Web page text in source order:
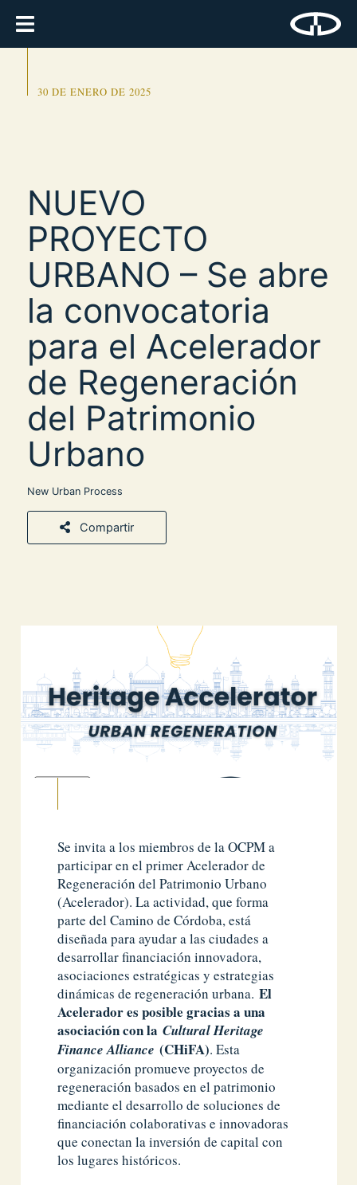
30 DE ENERO DE 2025
NUEVO
PROYECTO
URBANO – Se abre
la convocatoria
para el Acelerador
de Regeneración
del Patrimonio
Urbano
New Urban Process
Compartir
Se invita a los miembros de la OCPM a
participar en el primer Acelerador de
Regeneración del Patrimonio Urbano
(Acelerador). La actividad, que forma
parte del Camino de Córdoba, está
diseñada para ayudar a las ciudades a
desarrollar financiación innovadora,
asociaciones estratégicas y estrategias
dinámicas de regeneración urbana.El
Acelerador es posible gracias a una
asociación con laCultural Heritage
Finance Alliance (CHiFA). Esta
organización promueve proyectos de
regeneración basados en el patrimonio
mediante el desarrollo de soluciones de
financiación colaborativas e innovadoras
que conectan la inversión de capital con
los lugares históricos.